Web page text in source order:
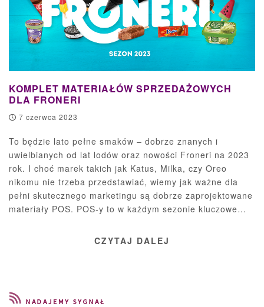
KOMPLET MATERIAŁÓW SPRZEDAŻOWYCH
DLA FRONERI
7 czerwca 2023
To będzie lato pełne smaków – dobrze znanych i
uwielbianych od lat lodów oraz nowości Froneri na 2023
rok. I choć marek takich jak Katus, Milka, czy Oreo
nikomu nie trzeba przedstawiać, wiemy jak ważne dla
pełni skutecznego marketingu są dobrze zaprojektowane
materiały POS. POS-y to w każdym sezonie kluczowe…
CZYTAJ DALEJ